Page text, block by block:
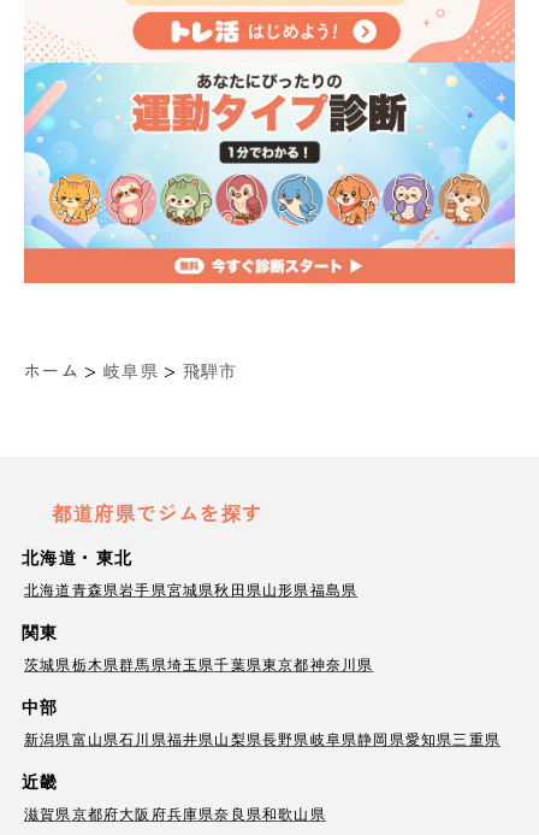
ホーム > 岐阜県 > 飛騨市
都道府県でジムを探す
北海道・東北
北海道青森県岩手県宮城県秋田県山形県福島県
関東
茨城県栃木県群馬県埼玉県千葉県東京都神奈川県
中部
新潟県富山県石川県福井県山梨県長野県岐阜県静岡県愛知県三重県
近畿
滋賀県京都府大阪府兵庫県奈良県和歌山県